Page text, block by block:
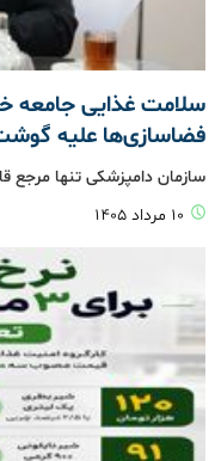
سلامت غذایی جامعه
فضاسازی‌ها علیه
سازمان دامپزشکی تنها مرجع